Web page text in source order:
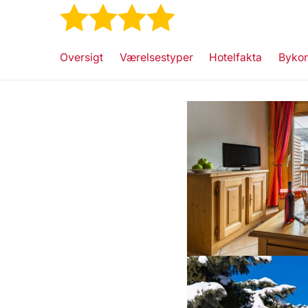
★★★★
Oversigt Værelsestyper Hotelfakta